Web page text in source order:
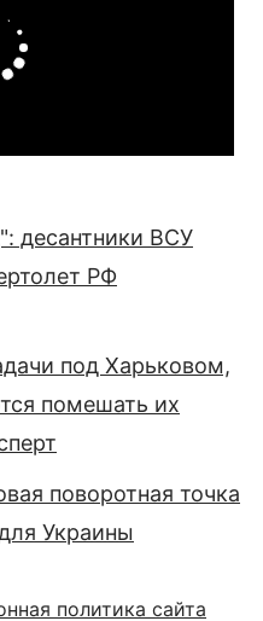
десантники ВСУ
РФ
под Харьковом,
помешать их
поворотная точка
Украины
политика сайта